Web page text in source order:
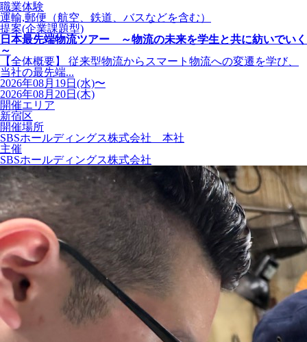
職業体験
運輸,郵便（航空、鉄道、バスなどを含む）
提案(企業課題型)
日本最先端物流ツアー ～物流の未来を学生と共に紡いでいく
～
【全体概要】 従来型物流からスマート物流への変遷を学び、
当社の最先端...
2026年08月19日(水)〜
2026年08月20日(木)
開催エリア
新宿区
開催場所
SBSホールディングス株式会社 本社
主催
SBSホールディングス株式会社